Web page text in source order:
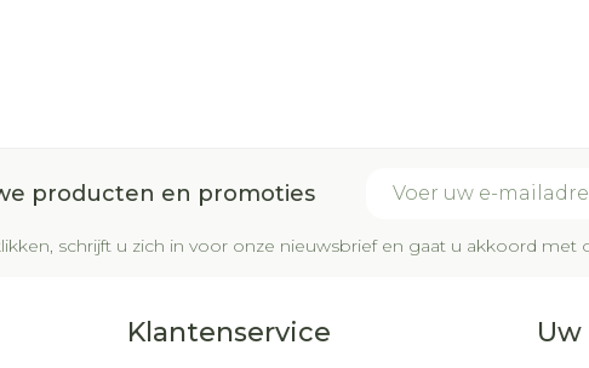
producten en promoties
schrijft u zich in voor onze nieuwsbrief en gaat u akkoord met
Klantenservice